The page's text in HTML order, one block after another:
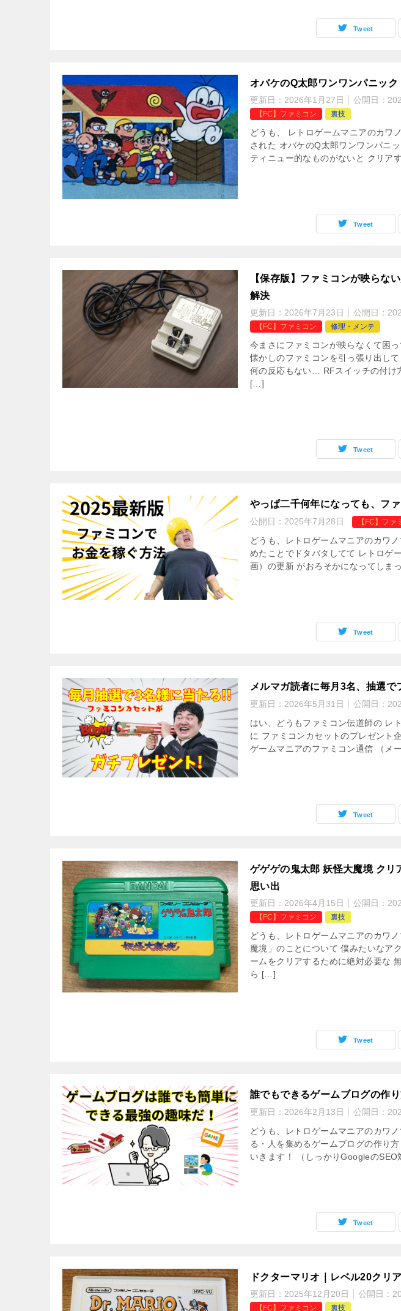
Tweet
オバケのQ太郎ワンワンパニッ
更新日： 2026年1月27日 公開日：
【FC】ファミコン 裏技
どうも、 レトロゲームマニアのカワ
された オバケのQ太郎ワンワンパニ
ティニュー的なものがないと クリア
Tweet
【保存版】ファミコンが映らな
解決
更新日： 2026年7月23日 公開日：
【FC】ファミコン 修理・メンテ
今まさにファミコンが映らなくて困
懐かしのファミコンを引っ張り出し
何の反応もない… RFスイッチの付け
[…]
Tweet
やっぱ二千何年になっても、フ
公開日： 2025年7月28日 【FC】ファ
どうも、レトロゲームマニアのカワ
めたことでドタバタしてて レトロゲ
画）の更新 がおろそかになってしま
Tweet
メルマガ読者に毎月3名、抽選で
更新日： 2026年5月31日 公開日：
はい、どうもファミコン伝道師の レ
に ファミコンカセットのプレゼント
ゲームマニアのファミコン通信 （メ
Tweet
ゲゲゲの鬼太郎 妖怪大魔境 クリ
思い出
更新日： 2026年4月15日 公開日：
【FC】ファミコン 裏技
どうも、レトロゲームマニアのカワ
魔境」のことについて 僕みたいなア
ームをクリアするために絶対必要な
ら […]
Tweet
誰でもできるゲームブログの作
更新日： 2026年2月13日 公開日：
どうも、レトロゲームマニアのカワ
る・人を集めるゲームブログの作り
いきます！ （しっかりGoogleの
Tweet
ドクターマリオ｜レベル20クリ
更新日： 2025年12月20日 公開日：
【FC】ファミコン 裏技